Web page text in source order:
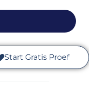
Start Gratis Proef